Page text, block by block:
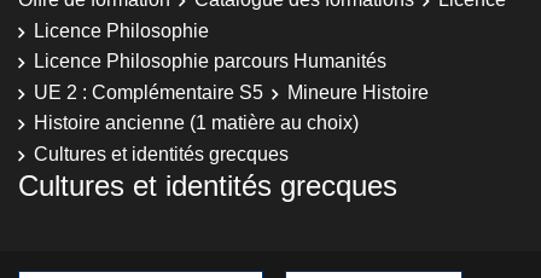
Licence Philosophie
Licence Philosophie parcours Humanités
UE 2 : Complémentaire S5
Mineure Histoire
Histoire ancienne (1 matière au choix)
Cultures et identités grecques
Cultures et identités grecques